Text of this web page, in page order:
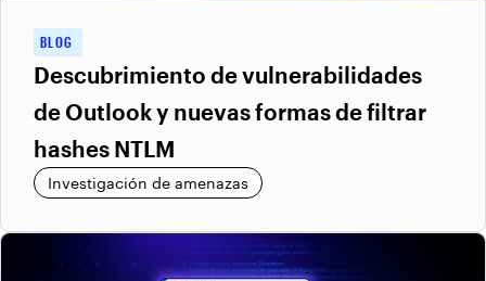
BLOG
Descubrimiento de vulnerabilidades
de Outlook y nuevas formas de filtrar
hashes NTLM
Investigación de amenazas